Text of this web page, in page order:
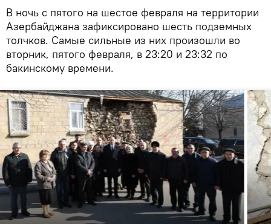
В ночь с пятого на шестое февраля на территории
Азербайджана зафиксировано шесть подземных
толчков. Самые сильные из них произошли во
вторник, пятого февраля, в 23:20 и 23:32 по
бакинскому времени.